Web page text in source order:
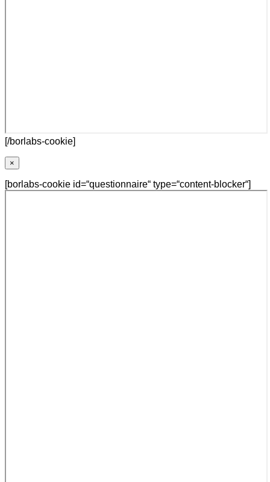
[/borlabs-cookie]
×
[borlabs-cookie id=“questionnaire“ type=“content-blocker“]